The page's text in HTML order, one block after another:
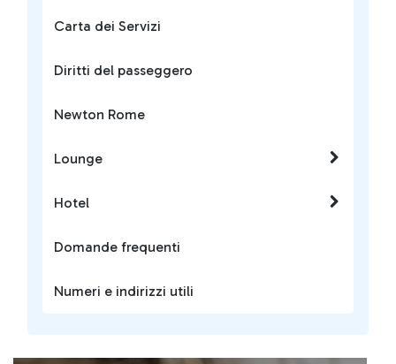
Carta dei Servizi
Diritti del passeggero
Newton Rome
Lounge
Hotel
Domande frequenti
Numeri e indirizzi utili